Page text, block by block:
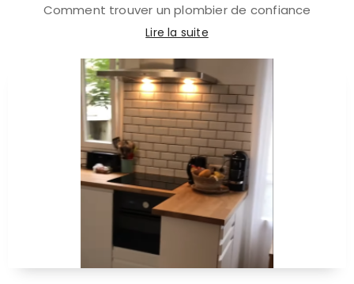
Comment trouver un plombier de confiance
Lire la suite